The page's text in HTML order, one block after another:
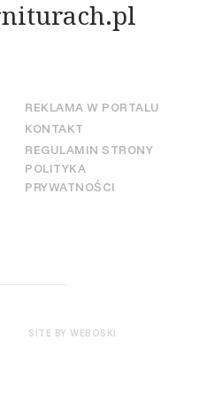
REKLAMA W PORTALU
KONTAKT
REGULAMIN STRONY
POLITYKA
PRYWATNOŚCI
SITE BY WEBOSKI